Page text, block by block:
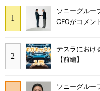
ソニーグルー
CFOがコメン
テスラにおけ
【前編】
ソニーグルー